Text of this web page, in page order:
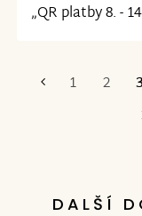
„QR platby 8. -
1 2
DALŠÍ